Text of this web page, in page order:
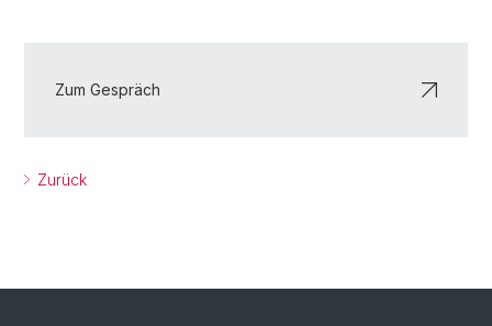
Zum Gespräch
Zurück